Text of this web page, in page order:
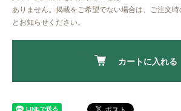
ありません。掲載をご希望でない場合は、ご注文
とお知らせください。
カートに入れる